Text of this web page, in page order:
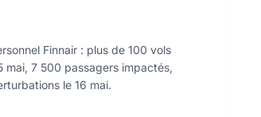
Finnair : plus de 100 vols
mai, 7 500 passagers impactés,
le 16 mai.